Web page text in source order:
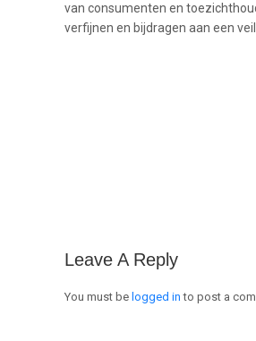
van consumenten en
verfijnen en bijdragen aan een
Leave A Reply
You must be logged in to post a